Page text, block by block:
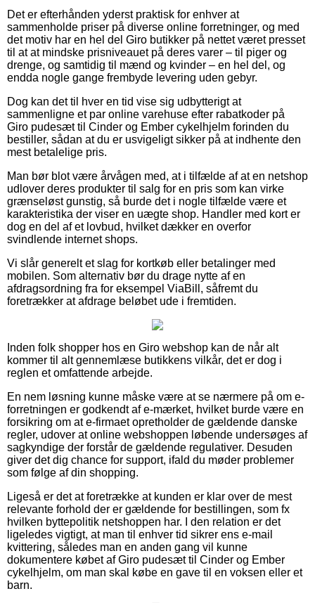
Det er efterhånden yderst praktisk for enhver at
sammenholde priser på diverse online forretninger, og med
det motiv har en hel del Giro butikker på nettet været presset
til at at mindske prisniveauet på deres varer – til piger og
drenge, og samtidig til mænd og kvinder – en hel del, og
endda nogle gange frembyde levering uden gebyr.
Dog kan det til hver en tid vise sig udbytterigt at
sammenligne et par online varehuse efter rabatkoder på
Giro pudesæt til Cinder og Ember cykelhjelm forinden du
bestiller, sådan at du er usvigeligt sikker på at indhente den
mest betalelige pris.
Man bør blot være årvågen med, at i tilfælde af at en netshop
udlover deres produkter til salg for en pris som kan virke
grænseløst gunstig, så burde det i nogle tilfælde være et
karakteristika der viser en uægte shop. Handler med kort er
dog en del af et lovbud, hvilket dækker en overfor
svindlende internet shops.
Vi slår generelt et slag for kortkøb eller betalinger med
mobilen. Som alternativ bør du drage nytte af en
afdragsordning fra for eksempel ViaBill, såfremt du
foretrækker at afdrage beløbet ude i fremtiden.
Inden folk shopper hos en Giro webshop kan de når alt
kommer til alt gennemlæse butikkens vilkår, det er dog i
reglen et omfattende arbejde.
En nem løsning kunne måske være at se nærmere på om e-
forretningen er godkendt af e-mærket, hvilket burde være en
forsikring om at e-firmaet opretholder de gældende danske
regler, udover at online webshoppen løbende undersøges af
sagkyndige der forstår de gældende regulativer. Desuden
giver det dig chance for support, ifald du møder problemer
som følge af din shopping.
Ligeså er det at foretrække at kunden er klar over de mest
relevante forhold der er gældende for bestillingen, som fx
hvilken byttepolitik netshoppen har. I den relation er det
ligeledes vigtigt, at man til enhver tid sikrer ens e-mail
kvittering, således man en anden gang vil kunne
dokumentere købet af Giro pudesæt til Cinder og Ember
cykelhjelm, om man skal købe en gave til en voksen eller et
barn.